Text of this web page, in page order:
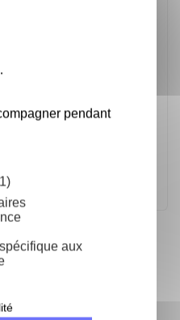
pendant
aux
x 31,1 x 2,5
utiliser avec la
& Taylor.
ensemble